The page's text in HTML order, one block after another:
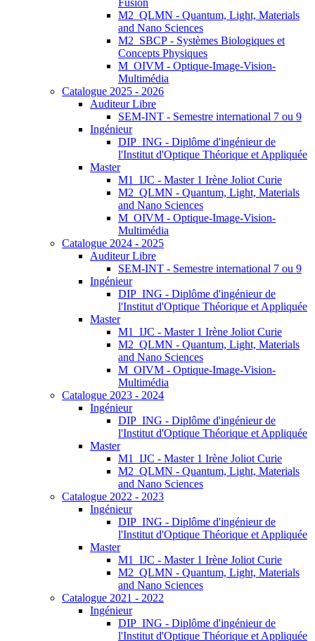
Fusion
M2_QLMN - Quantum, Light, Materials
and Nano Sciences
M2_SBCP - Systèmes Biologiques et
Concepts Physiques
M_OIVM - Optique-Image-Vision-
Multimédia
Catalogue 2025 - 2026
Auditeur Libre
SEM-INT - Semestre international 7 ou 9
Ingénieur
DIP_ING - Diplôme d'ingénieur de
l'Institut d'Optique Théorique et Appliquée
Master
M1_IJC - Master 1 Irène Joliot Curie
M2_QLMN - Quantum, Light, Materials
and Nano Sciences
M_OIVM - Optique-Image-Vision-
Multimédia
Catalogue 2024 - 2025
Auditeur Libre
SEM-INT - Semestre international 7 ou 9
Ingénieur
DIP_ING - Diplôme d'ingénieur de
l'Institut d'Optique Théorique et Appliquée
Master
M1_IJC - Master 1 Irène Joliot Curie
M2_QLMN - Quantum, Light, Materials
and Nano Sciences
M_OIVM - Optique-Image-Vision-
Multimédia
Catalogue 2023 - 2024
Ingénieur
DIP_ING - Diplôme d'ingénieur de
l'Institut d'Optique Théorique et Appliquée
Master
M1_IJC - Master 1 Irène Joliot Curie
M2_QLMN - Quantum, Light, Materials
and Nano Sciences
Catalogue 2022 - 2023
Ingénieur
DIP_ING - Diplôme d'ingénieur de
l'Institut d'Optique Théorique et Appliquée
Master
M1_IJC - Master 1 Irène Joliot Curie
M2_QLMN - Quantum, Light, Materials
and Nano Sciences
Catalogue 2021 - 2022
Ingénieur
DIP_ING - Diplôme d'ingénieur de
l'Institut d'Optique Théorique et Appliquée